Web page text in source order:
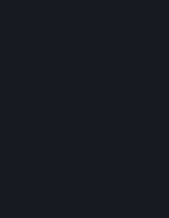
Дальше – разновидности растений
себя рекомендуют поедающие
стеной. Используйте на одной
либо стреляющие. Между собой они
неэффективно. Замораживающий
линии, не более. В большой волне –
Под бегущего с шестом зомби
Зомби в любом случае ее
Наступает ночь. Солнце больше не
грибы. Берите с собой мелкий
можно больше и даже в самых
мишень. Его не жалко, можно